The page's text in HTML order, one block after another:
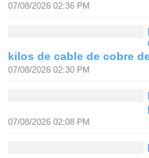
07/08/2026 02:36 PM
kilos de cable de cobre
07/08/2026 02:30 PM
07/08/2026 02:08 PM